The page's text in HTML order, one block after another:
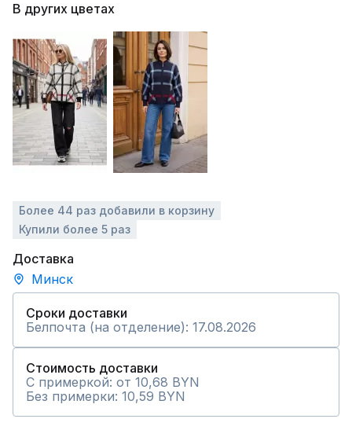
В других цветах
Более 44 раз добавили в корзину
Купили более 5 раз
Доставка
Минск
Сроки доставки
Белпочта (на отделение): 17.08.2026
Стоимость доставки
С примеркой: от 10,68 BYN
Без примерки: 10,59 BYN